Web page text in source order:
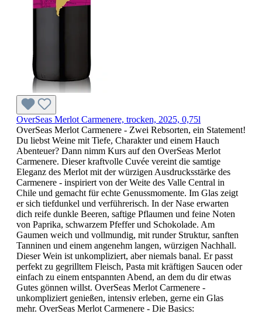
OverSeas Merlot Carmenere, trocken, 2025, 0,75l
OverSeas Merlot Carmenere - Zwei Rebsorten, ein Statement!
Du liebst Weine mit Tiefe, Charakter und einem Hauch
Abenteuer? Dann nimm Kurs auf den OverSeas Merlot
Carmenere. Dieser kraftvolle Cuvée vereint die samtige
Eleganz des Merlot mit der würzigen Ausdrucksstärke des
Carmenere - inspiriert von der Weite des Valle Central in
Chile und gemacht für echte Genussmomente. Im Glas zeigt
er sich tiefdunkel und verführerisch. In der Nase erwarten
dich reife dunkle Beeren, saftige Pflaumen und feine Noten
von Paprika, schwarzem Pfeffer und Schokolade. Am
Gaumen weich und vollmundig, mit runder Struktur, sanften
Tanninen und einem angenehm langen, würzigen Nachhall.
Dieser Wein ist unkompliziert, aber niemals banal. Er passt
perfekt zu gegrilltem Fleisch, Pasta mit kräftigen Saucen oder
einfach zu einem entspannten Abend, an dem du dir etwas
Gutes gönnen willst. OverSeas Merlot Carmenere -
unkompliziert genießen, intensiv erleben, gerne ein Glas
mehr. OverSeas Merlot Carmenere - Die Basics: